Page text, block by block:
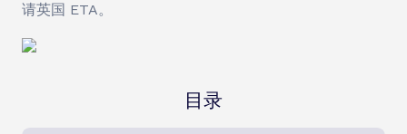
请英国 ETA。
目录